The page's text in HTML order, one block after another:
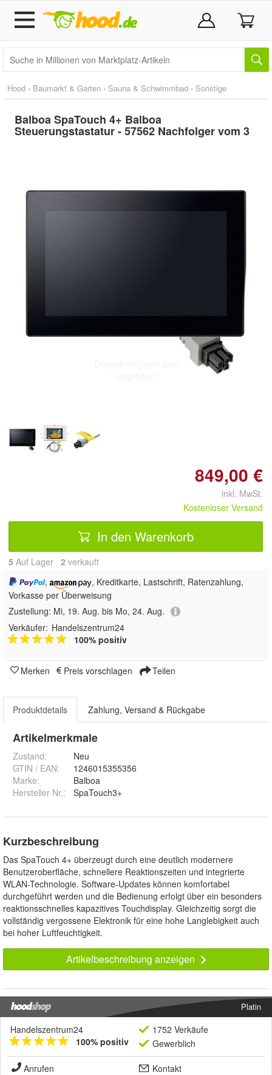
Hood › Baumarkt & Garten › Sauna & Schwimmbad › Sonstige
Balboa SpaTouch 4+ Balboa
Steuerungstastatur - 57562 Nachfolger vom 3
849,00 €
inkl. MwSt.
Kostenloser Versand
In den Warenkorb
5 Auf Lager 2 verkauft
,
, Kreditkarte, Lastschrift, Ratenzahlung,
Vorkasse per Überweisung
Zustellung: Mi, 19. Aug. bis Mo, 24. Aug.
Verkäufer: Handelszentrum24
100% positiv
Merken Preis vorschlagen Teilen
Produktdetails Zahlung, Versand & Rückgabe
Artikelmerkmale
Zustand:
Neu
GTIN / EAN:
1246015355356
Marke:
Balboa
Hersteller Nr.:
SpaTouch3+
Kurzbeschreibung
Das SpaTouch 4+ überzeugt durch eine deutlich modernere
Benutzeroberfläche, schnellere Reaktionszeiten und integrierte
WLAN-Technologie. Software-Updates können komfortabel
durchgeführt werden und die Bedienung erfolgt über ein besonders
reaktionsschnelles kapazitives Touchdisplay. Gleichzeitig sorgt die
vollständig vergossene Elektronik für eine hohe Langlebigkeit auch
bei hoher Luftfeuchtigkeit.
Artikelbeschreibung anzeigen
Platin
Handelszentrum24
100% positiv
1752 Verkäufe
Gewerblich
Anrufen
Kontakt